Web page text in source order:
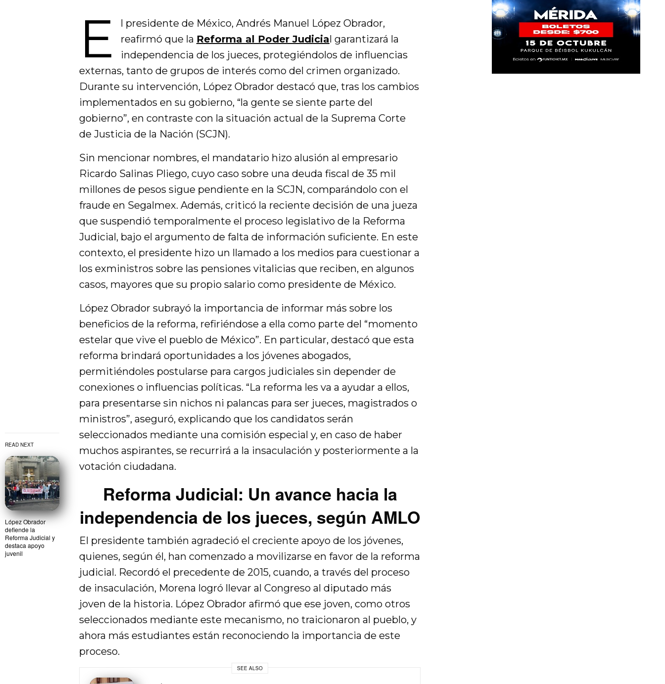
READ NEXT
López Obrador
defiende la
Reforma Judicial y
destaca apoyo
juvenil
E
l presidente de México, Andrés Manuel López Obrador,
reafirmó que la Reforma al Poder Judicial garantizará la
independencia de los jueces, protegiéndolos de influencias
externas, tanto de grupos de interés como del crimen organizado.
Durante su intervención, López Obrador destacó que, tras los cambios
implementados en su gobierno, “la gente se siente parte del
gobierno”, en contraste con la situación actual de la Suprema Corte
de Justicia de la Nación (SCJN).
Sin mencionar nombres, el mandatario hizo alusión al empresario
Ricardo Salinas Pliego, cuyo caso sobre una deuda fiscal de 35 mil
millones de pesos sigue pendiente en la SCJN, comparándolo con el
fraude en Segalmex. Además, criticó la reciente decisión de una jueza
que suspendió temporalmente el proceso legislativo de la Reforma
Judicial, bajo el argumento de falta de información suficiente. En este
contexto, el presidente hizo un llamado a los medios para cuestionar a
los exministros sobre las pensiones vitalicias que reciben, en algunos
casos, mayores que su propio salario como presidente de México.
López Obrador subrayó la importancia de informar más sobre los
beneficios de la reforma, refiriéndose a ella como parte del “momento
estelar que vive el pueblo de México”. En particular, destacó que esta
reforma brindará oportunidades a los jóvenes abogados,
permitiéndoles postularse para cargos judiciales sin depender de
conexiones o influencias políticas. “La reforma les va a ayudar a ellos,
para presentarse sin nichos ni palancas para ser jueces, magistrados o
ministros”, aseguró, explicando que los candidatos serán
seleccionados mediante una comisión especial y, en caso de haber
muchos aspirantes, se recurrirá a la insaculación y posteriormente a la
votación ciudadana.
Reforma Judicial: Un avance hacia la
independencia de los jueces, según AMLO
El presidente también agradeció el creciente apoyo de los jóvenes,
quienes, según él, han comenzado a movilizarse en favor de la reforma
judicial. Recordó el precedente de 2015, cuando, a través del proceso
de insaculación, Morena logró llevar al Congreso al diputado más
joven de la historia. López Obrador afirmó que ese joven, como otros
seleccionados mediante este mecanismo, no traicionaron al pueblo, y
ahora más estudiantes están reconociendo la importancia de este
proceso.
SEE ALSO